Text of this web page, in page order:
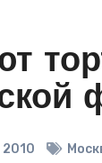
2010